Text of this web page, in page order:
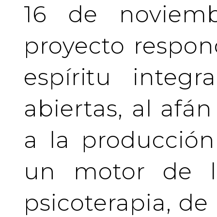
16 de
proyecto
espíritu
abiertas, al
a la
un motor de
psicoterapia,